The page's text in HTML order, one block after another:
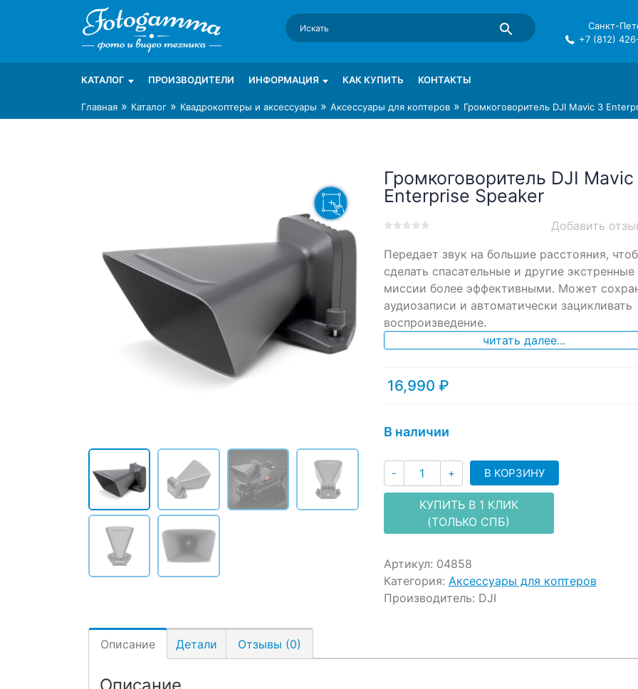
Интернет-магазин фототехники Foto-Gamma в СПб
Магазин фотоаксессуаров foto-gamma.ru
Санкт-
+7 (812)
КАТАЛОГ ПРОИЗВОДИТЕЛИ ИНФОРМАЦИЯ КАК КУПИТЬ КОНТАКТЫ
Главная » Каталог » Квадрокоптеры и аксессуары » Аксессуары для коптеров » Громкоговоритель DJI Mavic 3
Громкоговоритель DJI
Enterprise Speaker
out
based
on
customer
ratings
Добавить
Передает звук на большие расстояния,
сделать спасательные и другие экстренные
миссии более эффективными. Может
аудиозаписи и автоматически зацикливать
воспроизведение.
читать далее...
16,990 ₽
В наличии
- Количество
+ В КОРЗИНУ
КУПИТЬ В 1 КЛИК
(ТОЛЬКО СПБ)
Артикул: 04858
Категория: Аксессуары для коптеров
Производитель: DJI
Описание Детали Отзывы (0)